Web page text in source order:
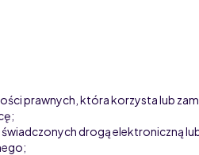
prawnych, która korzysta lub
drogą elektroniczną